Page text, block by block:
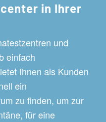
in Ihrer
und
einfach
Ihnen als Kunden
ein
zu finden, um zur
für eine